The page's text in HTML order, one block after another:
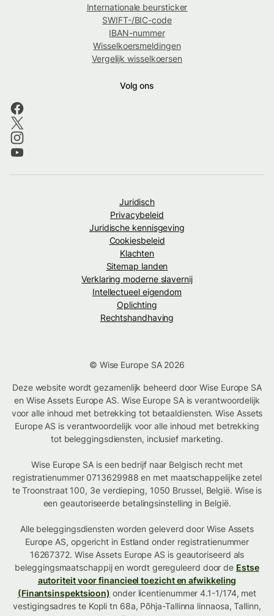
Internationale beursticker
SWIFT-/BIC-code
IBAN-nummer
Wisselkoersmeldingen
Vergelijk wisselkoersen
Volg ons
Juridisch
Privacybeleid
Juridische kennisgeving
Cookiesbeleid
Klachten
Sitemap landen
Verklaring moderne slavernij
Intellectueel eigendom
Oplichting
Rechtshandhaving
© Wise Europe SA 2026
Deze website wordt gezamenlijk beheerd door Wise Europe SA
en Wise Assets Europe AS. Wise Europe SA is verantwoordelijk
voor alle inhoud met betrekking tot betaaldiensten. Wise Assets
Europe AS is verantwoordelijk voor alle inhoud met betrekking
tot beleggingsdiensten, inclusief marketing.
Wise Europe SA is een bedrijf naar Belgisch recht met
registratienummer 0713629988 en met maatschappelijke zetel
te Troonstraat 100, 3e verdieping, 1050 Brussel, België. Wise is
een geautoriseerde betalingsinstelling in België.
Alle beleggingsdiensten worden geleverd door Wise Assets
Europe AS, opgericht in Estland onder registratienummer
16267372. Wise Assets Europe AS is geautoriseerd als
beleggingsmaatschappij en wordt gereguleerd door de Estse
autoriteit voor financieel toezicht en afwikkeling
(Finantsinspektsioon) onder licentienummer 4.1-1/174, met
vestigingsadres te Kopli tn 68a, Põhja-Tallinna linnaosa, Tallinn,